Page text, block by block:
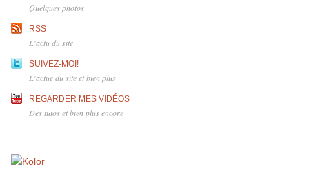
Quelques photos
RSS
L'actu du site
SUIVEZ-MOI!
L'actue du site et bien plus
REGARDER MES VIDÉOS
Des tutos et bien plus encore